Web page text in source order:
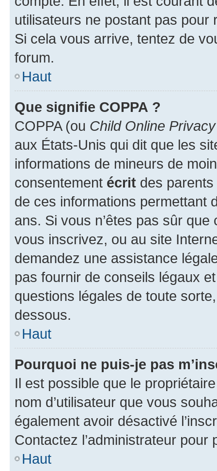
utilisateurs ne postant pas pour
Si cela vous arrive, tentez de
forum.
Haut
Que signifie COPPA ?
COPPA (ou Child Online
aux États-Unis qui dit que les
informations de mineurs de
consentement écrit des parents
de ces informations permettant
ans. Si vous n’êtes pas sûr
vous inscrivez, ou au site
demandez une assistance
pas fournir de conseils légaux
questions légales de toute
dessous.
Haut
Pourquoi ne puis-je pas
Il est possible que le
nom d’utilisateur que vous
également avoir désactivé
Contactez l’administrateur
Haut